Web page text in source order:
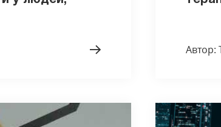
Автор: